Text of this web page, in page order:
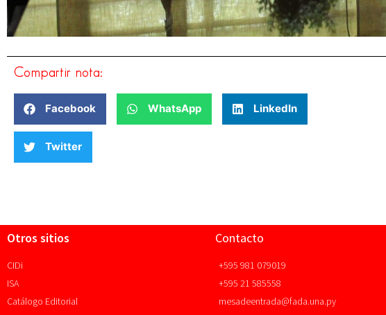
Compartir nota:
Facebook WhatsApp LinkedIn
Twitter
Otros sitios
CIDi
ISA
Catálogo Editorial
Contacto
+595 981 079019
+595 21 585558
mesadeentrada@fada.una.py